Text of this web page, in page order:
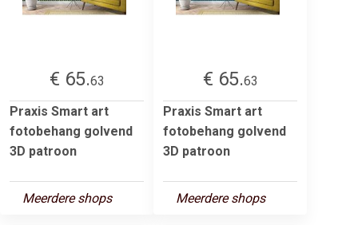
€ 65.63
Praxis Smart art
fotobehang golvend
3D patroon
Meerdere shops
€ 65.63
Praxis Smart art
fotobehang golvend
3D patroon
Meerdere shops